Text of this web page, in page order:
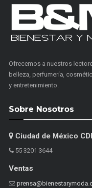
Ofrecemos a nuestros
belleza, perfumería,
y entretenimiento.
Sobre Nosotros
Ciudad de México
55 3201 3644
Ventas